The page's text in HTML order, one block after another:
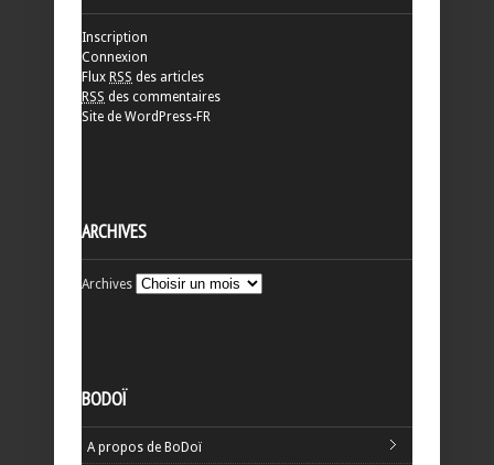
Inscription
Connexion
Flux RSS des articles
RSS des commentaires
Site de WordPress-FR
ARCHIVES
Archives
BODOÏ
A propos de BoDoï